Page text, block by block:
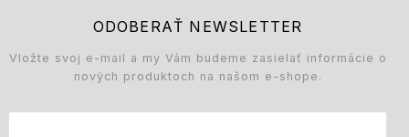
ODOBERAŤ NEWSLETTER
Vložte svoj e-mail a my Vám budeme zasielať informácie o
nových produktoch na našom e-shope.